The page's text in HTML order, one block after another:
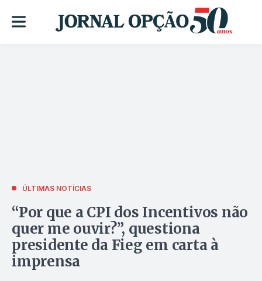
ÚLTIMAS NOTÍCIAS
“Por que a CPI dos Incentivos não
quer me ouvir?”, questiona
presidente da Fieg em carta à
imprensa